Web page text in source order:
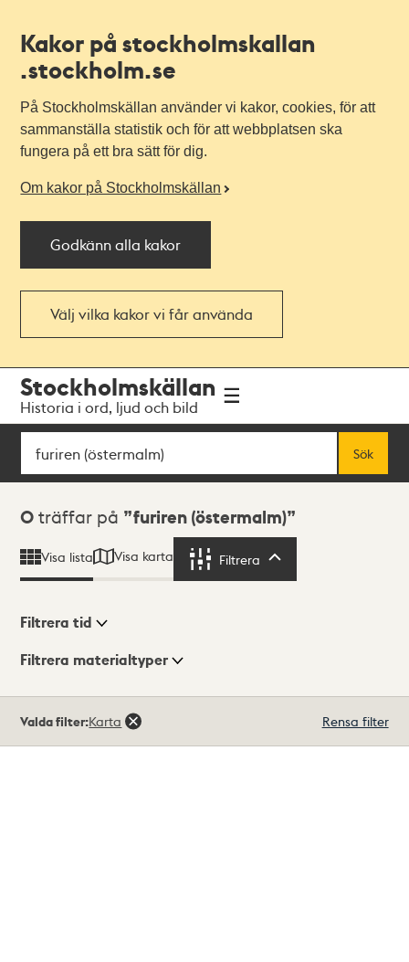
Kakor på stockholmskallan
.stockholm.se
På Stockholmskällan använder vi kakor, cookies, för att
sammanställa statistik och för att webbplatsen ska
fungera på ett bra sätt för dig.
Om kakor på Stockholmskällan
Godkänn alla kakor
Välj vilka kakor vi får använda
navigationen
huvudinnehållet
Stockholmskällan
Historia i ord, ljud och bild
Sök
Sök
Sökresultat
0 träffar på furiren (östermalm)
Visa lista Visa karta Filtrera
Visningsläge
Filtrera tid
Filtrera materialtyper
träffar
Valda filter:Karta Rensa filter